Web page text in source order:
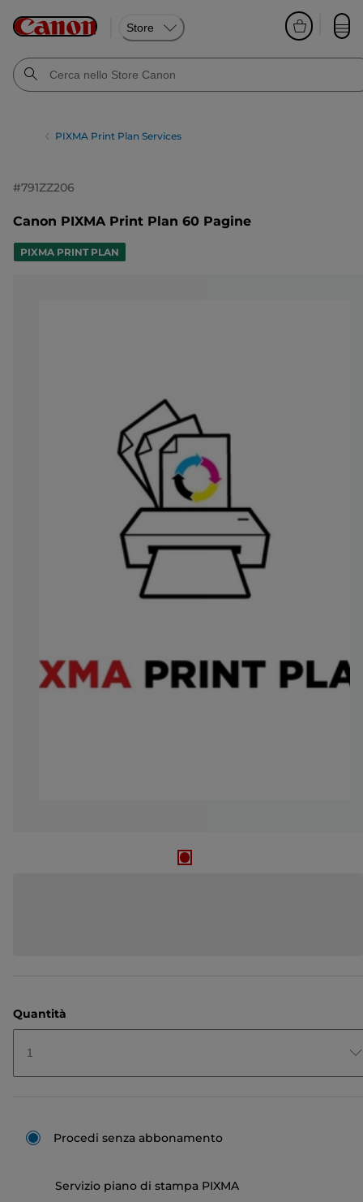
Store
PIXMA Print Plan Services
#791ZZ206
Canon PIXMA Print Plan 60 Pagine
PIXMA PRINT PLAN
Quantità
1
Procedi senza abbonamento
Servizio piano di stampa PIXMA